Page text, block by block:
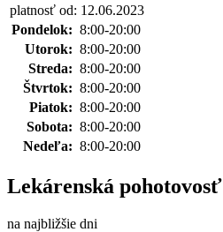
platnosť od: 12.06.2023
Pondelok: 8:00-20:00
Utorok: 8:00-20:00
Streda: 8:00-20:00
Štvrtok: 8:00-20:00
Piatok: 8:00-20:00
Sobota: 8:00-20:00
Nedeľa: 8:00-20:00
Lekárenská pohotovosť
na najbližšie dni